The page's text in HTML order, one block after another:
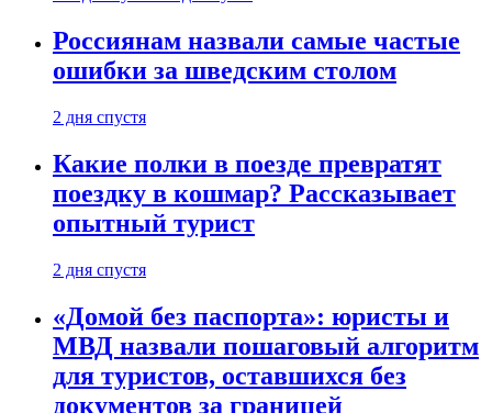
Россиянам назвали самые частые
ошибки за шведским столом
2 дня спустя
Какие полки в поезде превратят
поездку в кошмар? Рассказывает
опытный турист
2 дня спустя
«Домой без паспорта»: юристы и
МВД назвали пошаговый алгоритм
для туристов, оставшихся без
документов за границей